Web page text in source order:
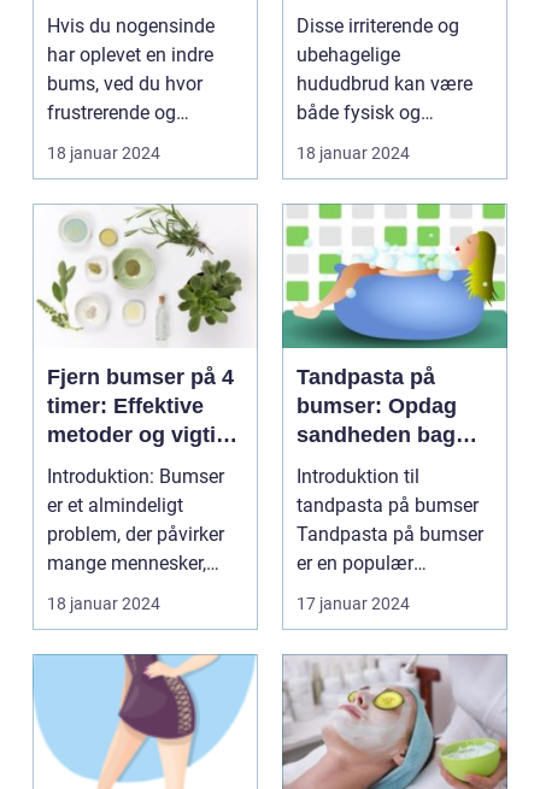
guide til smuk hud
Hvis du nogensinde
har oplevet en indre
bums, ved du hvor
frustrerende og
smertefuldt det kan
være. ...
18 januar 2024
problem, som
mange mennesker
oplever i løbet af
deres liv
Disse irriterende og
ubehagelige
hududbrud kan være
både fysisk og
følelsesmæssigt
belastende, især ...
18 januar 2024
Fjern bumser på 4
timer: Effektive
metoder og vigtige
oplysninger
Introduktion: Bumser
er et almindeligt
problem, der påvirker
mange mennesker,
især dem i skønheds-
o...
18 januar 2024
Tandpasta på
bumser: Opdag
sandheden bag
dette populære
hjemmebehandlin
gsmiddel
Introduktion til
tandpasta på bumser
Tandpasta på bumser
er en populær
hjemmebehandlingsm
etode, som...
17 januar 2024